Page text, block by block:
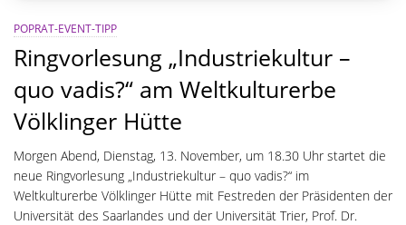
POPRAT-EVENT-TIPP
Ringvorlesung „Industriekultur –
quo vadis?“ am Weltkulturerbe
Völklinger Hütte
Morgen Abend, Dienstag, 13. November, um 18.30 Uhr startet die
neue Ringvorlesung „Industriekultur – quo vadis?“ im
Weltkulturerbe Völklinger Hütte mit Festreden der Präsidenten der
Universität des Saarlandes und der Universität Trier, Prof. Dr.